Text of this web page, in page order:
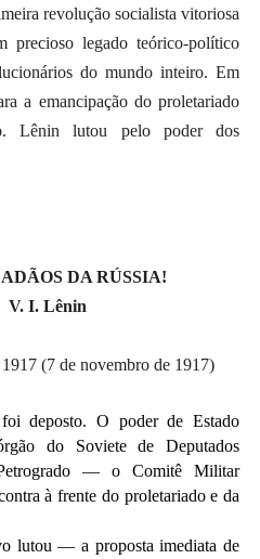
revolução socialista vitoriosa
legado teórico-político
do mundo inteiro. Em
a emancipação do proletariado
Lênin lutou pelo poder dos
DA RÚSSIA!
V. I. Lênin
(7 de novembro de 1917)
deposto. O poder de Estado
do Soviete de Deputados
— o Comitê Militar
à frente do proletariado e da
lutou — a proposta imediata de